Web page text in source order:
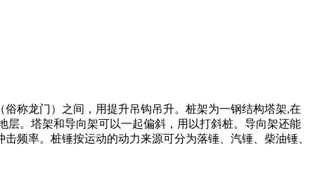
称龙门）之间，用提升吊钩吊升。桩架为一钢结构塔架,在
。塔架和导向架可以一起偏斜，用以打斜桩。导向架还能
频率。桩锤按运动的动力来源可分为落锤、汽锤、柴油锤、